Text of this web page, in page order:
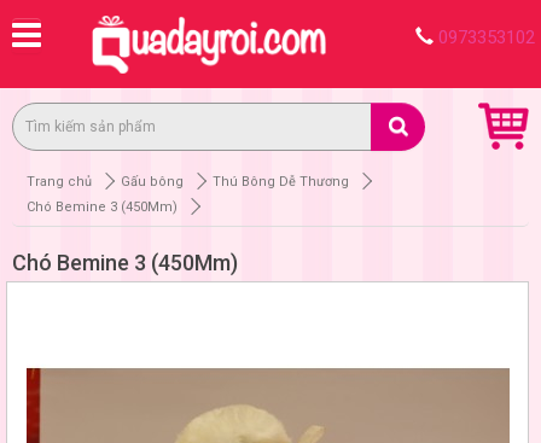
0973353102
Trang chủ Gấu bông
Thú Bông Dễ Thương
Chó Bemine 3 (450Mm)
Chó Bemine 3 (450Mm)